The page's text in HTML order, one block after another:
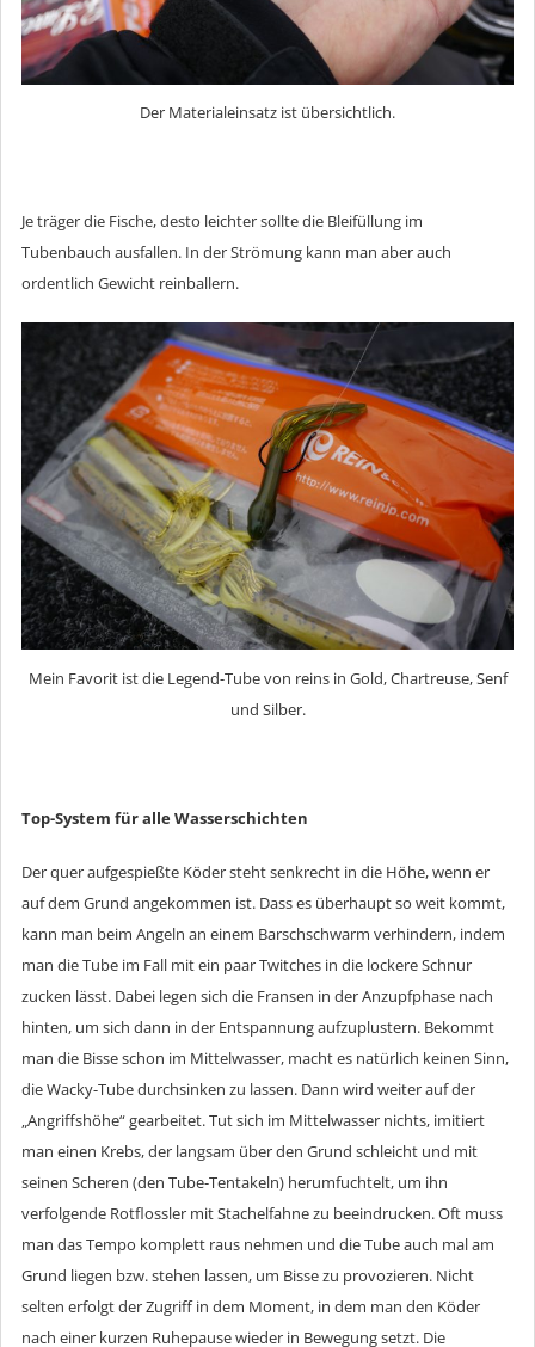
Der Materialeinsatz ist übersichtlich.
Je träger die Fische, desto leichter sollte die Bleifüllung im
Tubenbauch ausfallen. In der Strömung kann man aber auch
ordentlich Gewicht reinballern.
Mein Favorit ist die Legend-Tube von reins in Gold, Chartreuse, Senf
und Silber.
Top-System für alle Wasserschichten
Der quer aufgespießte Köder steht senkrecht in die Höhe, wenn er
auf dem Grund angekommen ist. Dass es überhaupt so weit kommt,
kann man beim Angeln an einem Barschschwarm verhindern, indem
man die Tube im Fall mit ein paar Twitches in die lockere Schnur
zucken lässt. Dabei legen sich die Fransen in der Anzupfphase nach
hinten, um sich dann in der Entspannung aufzuplustern. Bekommt
man die Bisse schon im Mittelwasser, macht es natürlich keinen Sinn,
die Wacky-Tube durchsinken zu lassen. Dann wird weiter auf der
„Angriffshöhe“ gearbeitet. Tut sich im Mittelwasser nichts, imitiert
man einen Krebs, der langsam über den Grund schleicht und mit
seinen Scheren (den Tube-Tentakeln) herumfuchtelt, um ihn
verfolgende Rotflossler mit Stachelfahne zu beeindrucken. Oft muss
man das Tempo komplett raus nehmen und die Tube auch mal am
Grund liegen bzw. stehen lassen, um Bisse zu provozieren. Nicht
selten erfolgt der Zugriff in dem Moment, in dem man den Köder
nach einer kurzen Ruhepause wieder in Bewegung setzt. Die